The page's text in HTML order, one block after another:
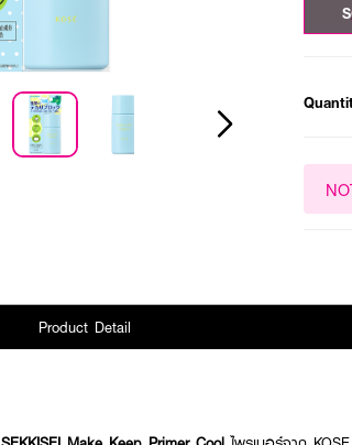
Product Detail